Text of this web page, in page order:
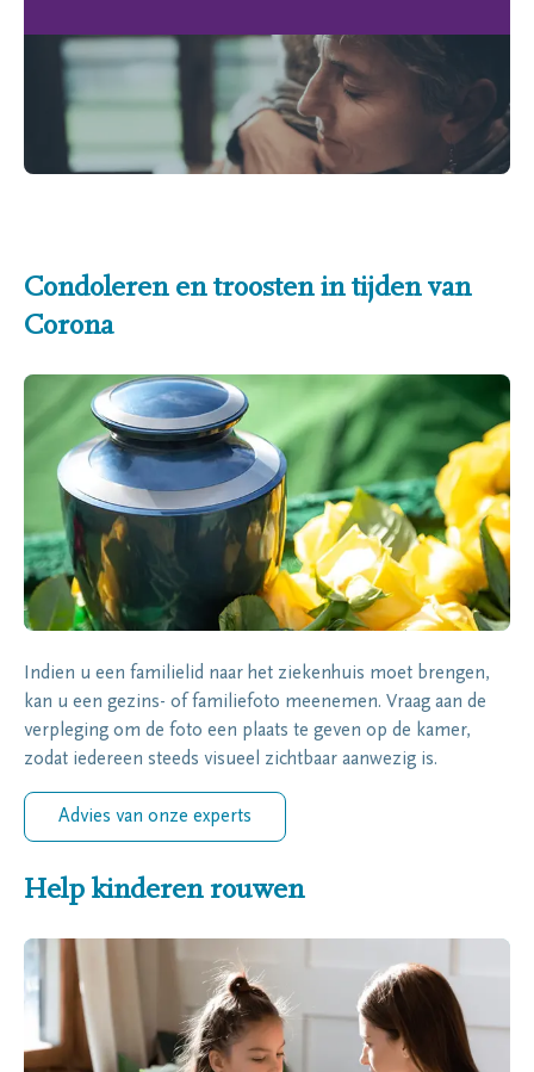
Condoleren en troosten in tijden van
Corona
Indien u een familielid naar het ziekenhuis moet brengen,
kan u een gezins- of familiefoto meenemen. Vraag aan de
verpleging om de foto een plaats te geven op de kamer,
zodat iedereen steeds visueel zichtbaar aanwezig is.
Advies van onze experts
Help kinderen rouwen